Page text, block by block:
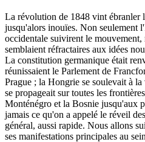
La révolution de 1848 vint ébranler
jusqu'alors inouïes. Non seulement
occidentale suivirent le
semblaient réfractaires aux idées
La constitution germanique était
réunissaient le Parlement de
Prague ; la Hongrie se soulevait à
se propageait sur toutes les
Monténégro et la Bosnie jusqu'aux
jamais ce qu'on a appelé le réveil
général, aussi rapide. Nous allons
ses manifestations principales au